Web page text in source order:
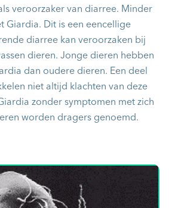
veroorzaker van diarree. Minder
Giardia. Dit is een eencellige
diarree kan veroorzaken bij
dieren. Jonge dieren hebben
dan oudere dieren. Een deel
niet altijd klachten van deze
zonder symptomen met zich
worden dragers genoemd.